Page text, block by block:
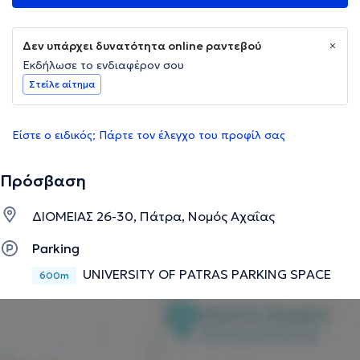
Δεν υπάρχει δυνατότητα online ραντεβού
Εκδήλωσε το ενδιαφέρον σου
Στείλε αίτημα
Είστε ο ειδικός; Πάρτε τον έλεγχο του προφίλ σας
Πρόσβαση
ΔΙΟΜΕΙΑΣ 26-30, Πάτρα, Νομός Αχαΐας
Parking
600m UNIVERSITY OF PATRAS PARKING SPACE